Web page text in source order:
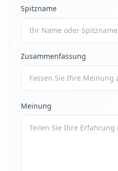
Spitzname
Zusammenfassung
Meinung